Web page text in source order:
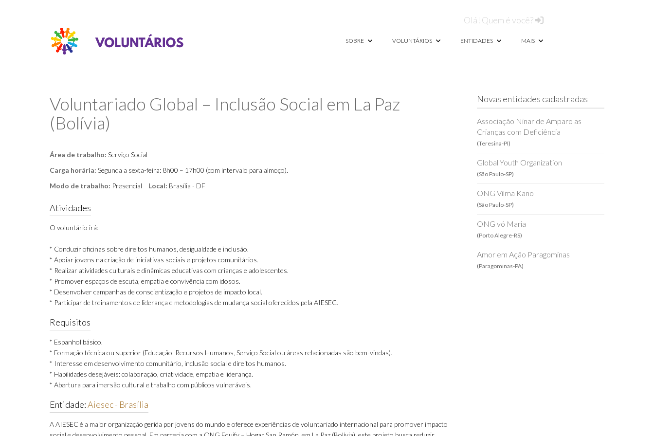
Olá! Quem é você?
SOBRE VOLUNTÁRIOS ENTIDADES MAIS
Voluntariado Global – Inclusão Social em La Paz
(Bolívia)
Área de trabalho: Serviço Social
Carga horária: Segunda a sexta-feira: 8h00 – 17h00 (com intervalo para almoço).
Modo de trabalho: Presencial Local: Brasília - DF
Atividades
O voluntário irá:
* Conduzir oficinas sobre direitos humanos, desigualdade e inclusão.
* Apoiar jovens na criação de iniciativas sociais e projetos comunitários.
* Realizar atividades culturais e dinâmicas educativas com crianças e adolescentes.
* Promover espaços de escuta, empatia e convivência com idosos.
* Desenvolver campanhas de conscientização e projetos de impacto local.
* Participar de treinamentos de liderança e metodologias de mudança social oferecidos pela AIESEC.
Requisitos
* Espanhol básico.
* Formação técnica ou superior (Educação, Recursos Humanos, Serviço Social ou áreas relacionadas são bem-vindas).
* Interesse em desenvolvimento comunitário, inclusão social e direitos humanos.
* Habilidades desejáveis: colaboração, criatividade, empatia e liderança.
* Abertura para imersão cultural e trabalho com públicos vulneráveis.
Entidade:Aiesec - Brasília
A AIESEC é a maior organização gerida por jovens do mundo e oferece experiências de voluntariado internacional para promover impacto
Novas entidades cadastradas
Associação Ninar de Amparo as
Crianças com Deficiência
(Teresina-PI)
Global Youth Organization
(São Paulo-SP)
ONG Vilma Kano
(São Paulo-SP)
ONG vó Maria
(Porto Alegre-RS)
Amor em Ação Paragominas
(Paragominas-PA)